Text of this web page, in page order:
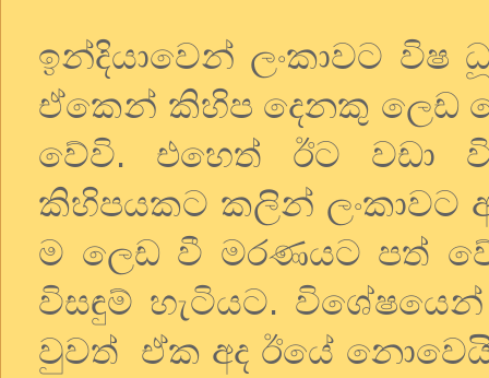
ඉන්දියාවෙන් ලංකාවට
ඒකෙන් කිහිප දෙනකු ලෙඩ
වේවි. එහෙත් ඊට වඩා
කිහිපයකට කලින් ලංකාවට
ම ලෙඩ වී මරණයට පත්
විසඳුම් හැටියට.
වුවත් ඒක අද ඊයේ